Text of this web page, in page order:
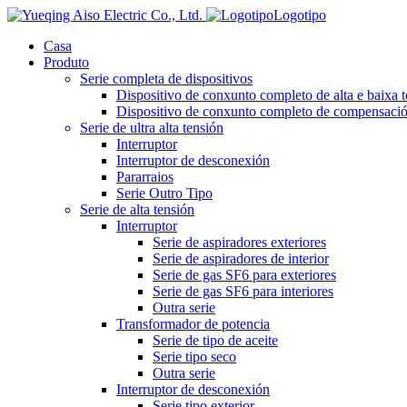
Logotipo
Casa
Produto
Serie completa de dispositivos
Dispositivo de conxunto completo de alta e baixa
Dispositivo de conxunto completo de
Serie de ultra alta tensión
Interruptor
Interruptor de desconexión
Pararraios
Serie Outro Tipo
Serie de alta tensión
Interruptor
Serie de aspiradores exteriores
Serie de aspiradores de interior
Serie de gas SF6 para exteriores
Serie de gas SF6 para interiores
Outra serie
Transformador de potencia
Serie de tipo de aceite
Serie tipo seco
Outra serie
Interruptor de desconexión